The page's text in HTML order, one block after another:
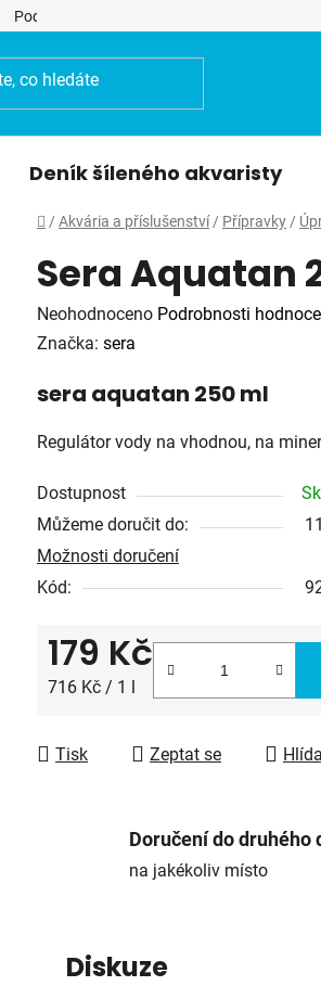
Podmínky ochrany osobních údajů
Deník šíleného akvaristy
Domů
/ Akvária a příslušenství / Přípravky /
Sera Aquatan
Průměrné
hodnocení
je
5
hvězdiček.
Neohodnoceno Podrobnosti
Značka: sera
sera aquatan 250 ml
Regulátor vody na vhodnou, na
Dostupnost
Můžeme doručit do:
Možnosti doručení
Kód:
179 Kč
Měrná cena:
716 Kč / 1 l
Tisk Zeptat se
Doručení do druhého
na jakékoliv místo
Diskuze